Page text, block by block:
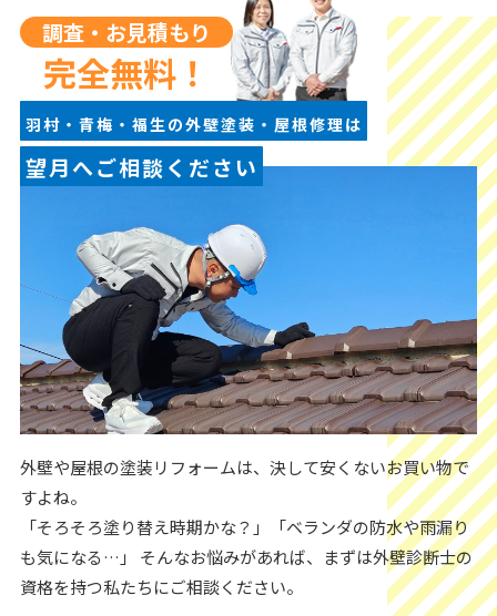
調査・お見積もり
完全無料！
羽村・青梅・福生の外壁塗装・屋根修理は
望月へご相談ください
外壁や屋根の塗装リフォームは、決して安くないお買い物で
すよね。
「そろそろ塗り替え時期かな？」「ベランダの防水や雨漏り
も気になる…」 そんなお悩みがあれば、まずは外壁診断士の
資格を持つ私たちにご相談ください。